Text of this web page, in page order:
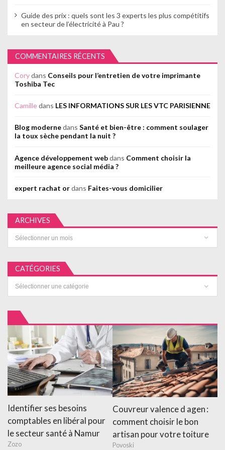
Guide des prix : quels sont les 3 experts les plus compétitifs
en secteur de l’électricité à Pau ?
COMMENTAIRES RÉCENTS
Corydans Conseils pour l’entretien de votre imprimante
Toshiba Tec
Camilledans LES INFORMATIONS SUR LES VTC PARISIENNE
Blog modernedans Santé et bien-être : comment soulager
la toux sèche pendant la nuit ?
Agence développement webdans Comment choisir la
meilleure agence social média ?
expert rachat ordans Faites-vous domicilier
ARCHIVES
CATÉGORIES
Identifier ses besoins
comptables en libéral pour
le secteur santé à Namur
Zozo
Couvreur valence d agen :
comment choisir le bon
artisan pour votre toiture
Povoski